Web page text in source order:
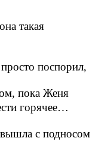
такая
поспорил,
пока Женя
горячее…
с подносом